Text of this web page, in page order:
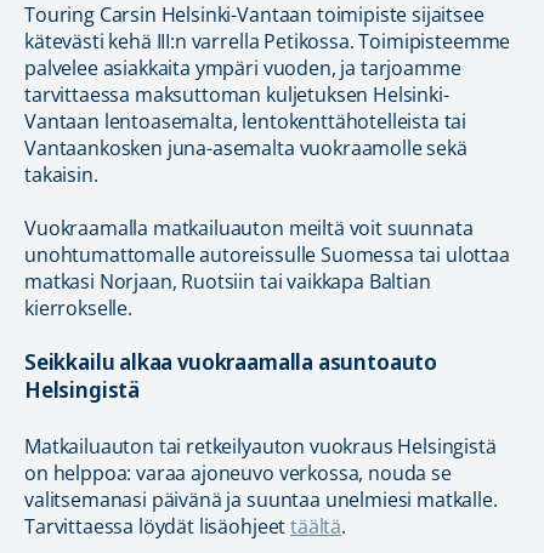
Touring Carsin Helsinki-Vantaan toimipiste sijaitsee
kätevästi kehä III:n varrella Petikossa. Toimipisteemme
palvelee asiakkaita ympäri vuoden, ja tarjoamme
tarvittaessa maksuttoman kuljetuksen Helsinki-
Vantaan lentoasemalta, lentokenttähotelleista tai
Vantaankosken juna-asemalta vuokraamolle sekä
takaisin.
Vuokraamalla matkailuauton meiltä voit suunnata
unohtumattomalle autoreissulle Suomessa tai ulottaa
matkasi Norjaan, Ruotsiin tai vaikkapa Baltian
kierrokselle.
Seikkailu alkaa vuokraamalla asuntoauto
Helsingistä
Matkailuauton tai retkeilyauton vuokraus Helsingistä
on helppoa: varaa ajoneuvo verkossa, nouda se
valitsemanasi päivänä ja suuntaa unelmiesi matkalle.
Tarvittaessa löydät lisäohjeettäältä.